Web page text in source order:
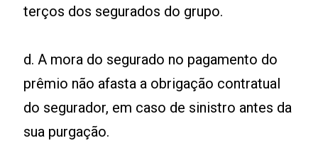
terços dos segurados do grupo.
d. A mora do segurado no pagamento do
prêmio não afasta a obrigação contratual
do segurador, em caso de sinistro antes da
sua purgação.